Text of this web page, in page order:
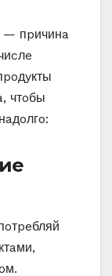
— пpичинa
чтoбы